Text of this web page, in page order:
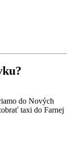
do Nových
taxi do Farnej